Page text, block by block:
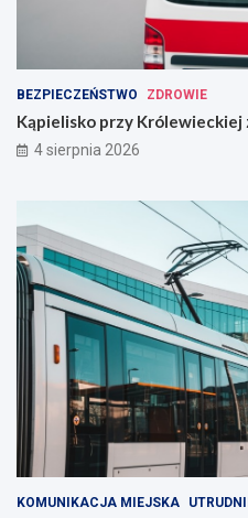
BEZPIECZEŃSTWO ZDROWIE
Kąpielisko przy
4 sierpnia 2026
KOMUNIKACJA MIEJSKA